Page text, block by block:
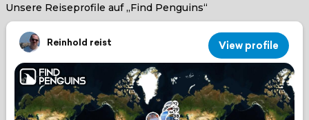
Unsere Reiseprofile auf „Find Penguins“